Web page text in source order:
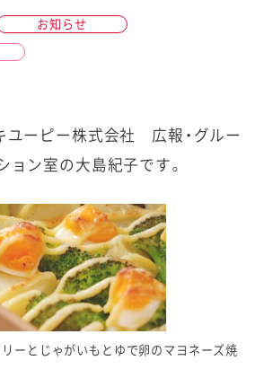
お知らせ
ーピー株式会社 広報・グルー
ョン室の大島紀子です。
リーとじゃがいもとゆで卵のマヨネーズ焼